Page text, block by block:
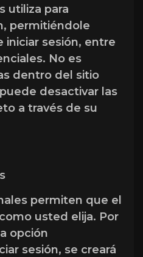
utiliza para
permitiéndole
iniciar sesión, entre
No es
dentro del sitio
desactivar las
a través de su
permiten que el
usted elija. Por
opción
sesión, se creará